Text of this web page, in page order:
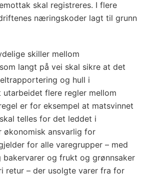
skal registreres. I flere
næringskoder lagt til grunn
skiller mellom
langt på vei skal sikre at det
og hull i
utarbeidet flere regler mellom
er for eksempel at matsvinnet
telles for det leddet i
økonomisk ansvarlig for
for alle varegrupper – med
og frukt og grønnsaker
retur – der usolgte varer fra for